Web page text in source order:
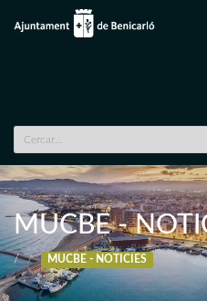
MUCBE -
/ MUCBE - NOTICIES